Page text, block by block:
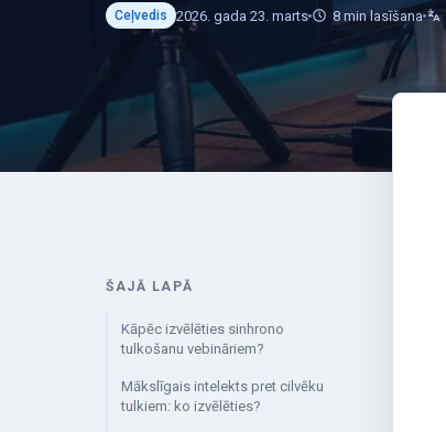
Ceļvedis 2026. gada 23. marts 8 min lasīšana
ŠAJĀ LAPĀ
Kāpēc izvēlēties sinhrono
tulkošanu vebināriem?
Mākslīgais intelekts pret cilvēku
tulkiem: ko izvēlēties?